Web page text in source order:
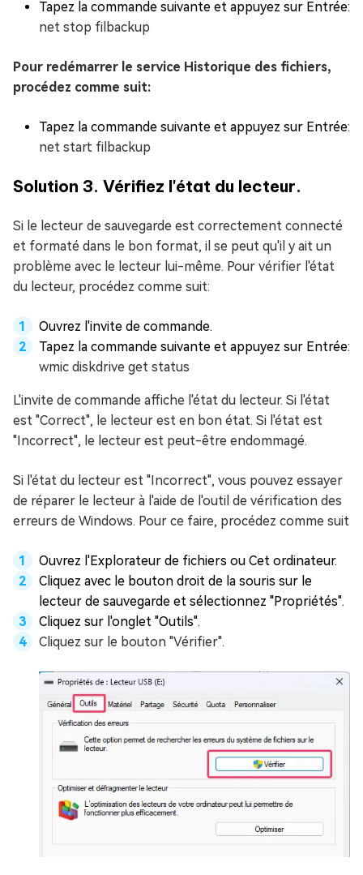
Tapez la commande suivante et appuyez sur Entrée:
net stop filbackup
Pour redémarrer le service Historique des fichiers,
procédez comme suit:
Tapez la commande suivante et appuyez sur Entrée:
net start filbackup
Solution 3. Vérifiez l'état du lecteur.
Si le lecteur de sauvegarde est correctement connecté
et formaté dans le bon format, il se peut qu'il y ait un
problème avec le lecteur lui-même. Pour vérifier l'état
du lecteur, procédez comme suit:
Ouvrez l'invite de commande.
Tapez la commande suivante et appuyez sur Entrée:
wmic diskdrive get status
L'invite de commande affiche l'état du lecteur. Si l'état
est "Correct", le lecteur est en bon état. Si l'état est
"Incorrect", le lecteur est peut-être endommagé.
Si l'état du lecteur est "Incorrect", vous pouvez essayer
de réparer le lecteur à l'aide de l'outil de vérification des
erreurs de Windows. Pour ce faire, procédez comme suit
Ouvrez l'Explorateur de fichiers ou Cet ordinateur.
Cliquez avec le bouton droit de la souris sur le
lecteur de sauvegarde et sélectionnez "Propriétés".
Cliquez sur l'onglet "Outils".
Cliquez sur le bouton "Vérifier".